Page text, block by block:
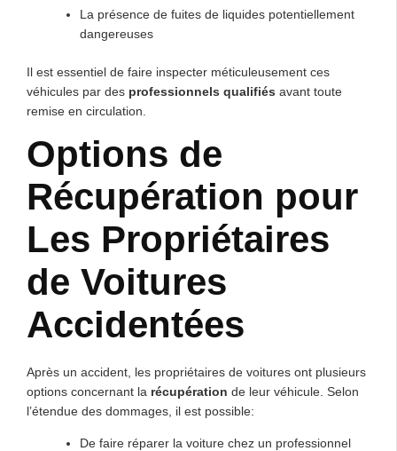
La présence de fuites de liquides potentiellement
dangereuses
Il est essentiel de faire inspecter méticuleusement ces
véhicules par des professionnels qualifiés avant toute
remise en circulation.
Options de
Récupération pour
Les Propriétaires
de Voitures
Accidentées
Après un accident, les propriétaires de voitures ont plusieurs
options concernant la récupération de leur véhicule. Selon
l’étendue des dommages, il est possible:
De faire réparer la voiture chez un professionnel